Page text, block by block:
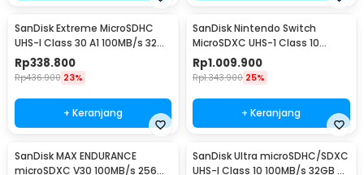
SanDisk Extreme MicroSDHC
UHS-I Class 30 A1 100MB/s 32GB
- SDSQXAF-GN6MN
Rp338.800
Rp436.900 23%
+ Keranjang
SanDisk Nintendo Switch
MicroSDXC UHS-1 Class 10
100MB/s 256GB - SDSQXAO
Rp1.009.900
Rp1.343.900 25%
+ Keranjang
SanDisk MAX ENDURANCE
microSDXC V30 100MB/s 256GB
SanDisk Ultra microSDHC/SDXC
UHS-I Class 10 100MB/s 32GB -